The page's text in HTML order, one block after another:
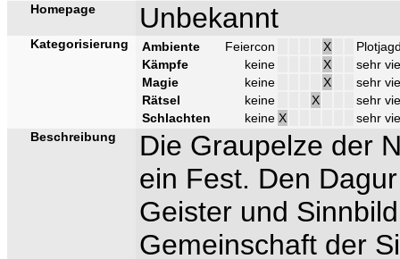
Homepage Unbekannt
Kategorisierung Ambiente Feiercon X
Kämpfe
keine X
sehr
Magie
keine X
sehr
Rätsel
keine X
sehr
Schlachten
keine X
sehr
Beschreibung
Die Graupelze der
ein Fest. Den
Geister und
Gemeinschaft der